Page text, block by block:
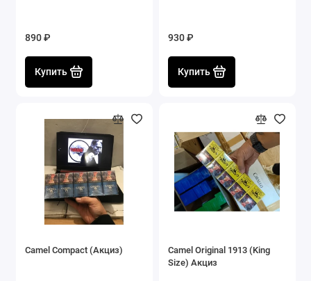
890 ₽
Купить
930 ₽
Купить
Camel Compact (Акциз)
Camel Original 1913 (King
Size) Акциз